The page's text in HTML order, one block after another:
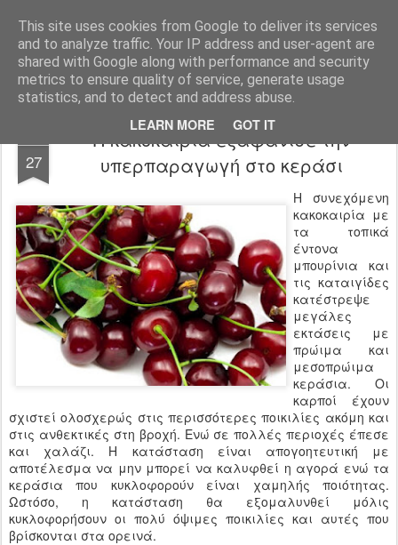
This site uses cookies from Google to deliver its services
and to analyze traffic. Your IP address and user-agent are
shared with Google along with performance and security
metrics to ensure quality of service, generate usage
statistics, and to detect and address abuse.
LEARN MORE GOT IT
Agro-Help.gr
27
Η κακοκαιρία εξαφάνισε την
υπερπαραγωγή στο κεράσι
Η συνεχόμενη
κακοκαιρία με
τα τοπικά
έντονα
μπουρίνια και
τις καταιγίδες
κατέστρεψε
μεγάλες
εκτάσεις με
πρώιμα και
μεσοπρώιμα
κεράσια. Οι
καρποί έχουν
σχιστεί ολοσχερώς στις περισσότερες ποικιλίες ακόμη και
στις ανθεκτικές στη βροχή. Ενώ σε πολλές περιοχές έπεσε
και χαλάζι. Η κατάσταση είναι απογοητευτική με
αποτέλεσμα να μην μπορεί να καλυφθεί η αγορά ενώ τα
κεράσια που κυκλοφορούν είναι χαμηλής ποιότητας.
Ωστόσο, η κατάσταση θα εξομαλυνθεί μόλις
κυκλοφορήσουν οι πολύ όψιμες ποικιλίες και αυτές που
βρίσκονται στα ορεινά.